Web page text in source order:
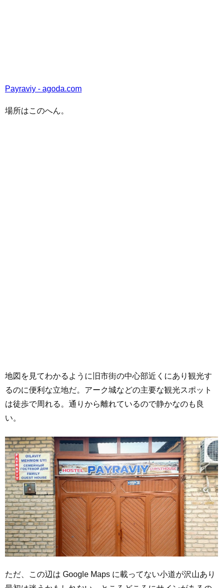
Payraviy - agoda.com
場所はこのへん。
地図を見てわかるように旧市街の中心部近くにあり観光す
るのに便利な立地だ。アーク城などの主要な観光スポット
は徒歩で周れる。通りから離れているので静かなのも良
い。
ただ、この辺は Google Maps に載ってない小道が沢山あり